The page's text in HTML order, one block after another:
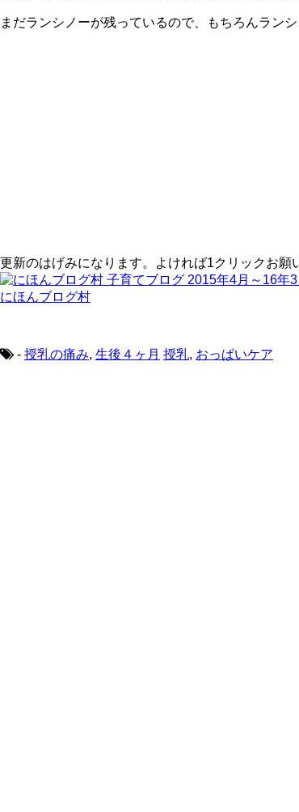
まだランシノーが残っているので、もちろんラン
更新のはげみになります。よければ1クリックお願
にほんブログ村
- 授乳の痛み, 生後４ヶ月 授乳, おっぱいケア